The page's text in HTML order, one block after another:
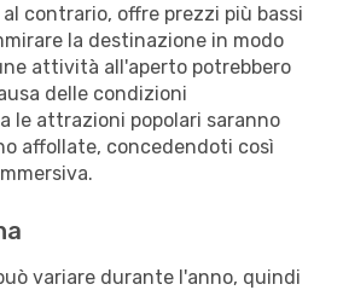
contrario, offre prezzi più bassi
la destinazione in modo
attività all'aperto potrebbero
delle condizioni
le attrazioni popolari saranno
affollate, concedendoti così
variare durante l'anno, quindi